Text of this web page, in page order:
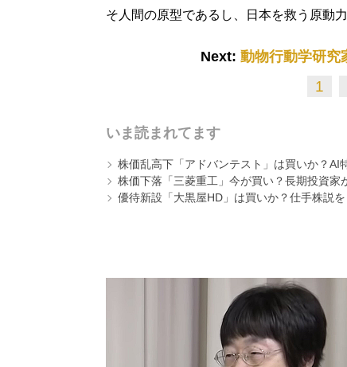
そ人間の原型であるし、日本を救う原動
Next: 動物行動学研究
1
いま読まれてます
株価乱高下「アドバンテスト」は買いか？AI
株価下落「三菱重工」今が買い？長期投資家
優待新設「大黒屋HD」は買いか？仕手株説